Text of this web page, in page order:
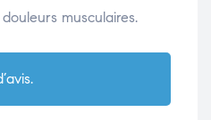
musculaires.